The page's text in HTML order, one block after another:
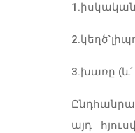
3.խառը (և՛
այդ